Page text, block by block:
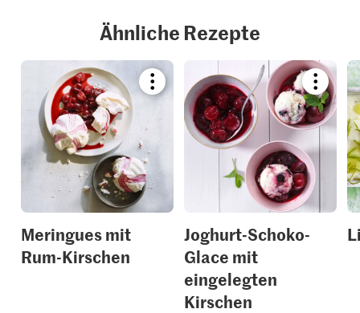
Ähnliche Rezepte
Bookmark
recipe
collections.
Meringues mit
Rum-Kirschen
recipe
or
add
to
Joghurt-Schoko-
Glace mit
eingelegten
Kirschen